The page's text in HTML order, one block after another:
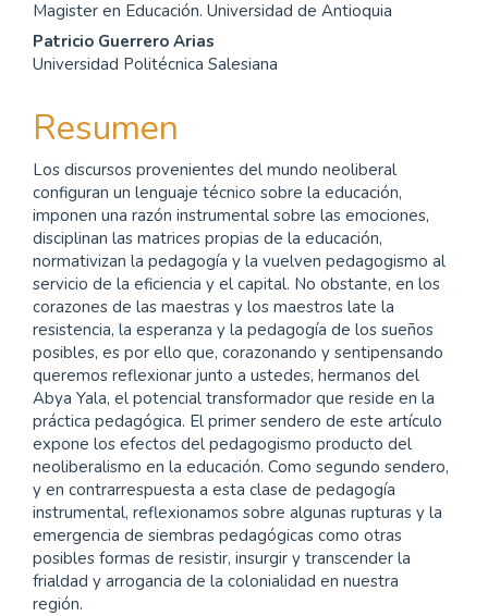
principal
del
artículo
Magister en Educación. Universidad de Antioquia
Patricio Guerrero Arias
Universidad Politécnica Salesiana
Resumen
Los discursos provenientes del mundo neoliberal
configuran un lenguaje técnico sobre la educación,
imponen una razón instrumental sobre las emociones,
disciplinan las matrices propias de la educación,
normativizan la pedagogía y la vuelven pedagogismo al
servicio de la eficiencia y el capital. No obstante, en los
corazones de las maestras y los maestros late la
resistencia, la esperanza y la pedagogía de los sueños
posibles, es por ello que, corazonando y sentipensando
queremos reflexionar junto a ustedes, hermanos del
Abya Yala, el potencial transformador que reside en la
práctica pedagógica. El primer sendero de este artículo
expone los efectos del pedagogismo producto del
neoliberalismo en la educación. Como segundo sendero,
y en contrarrespuesta a esta clase de pedagogía
instrumental, reflexionamos sobre algunas rupturas y la
emergencia de siembras pedagógicas como otras
posibles formas de resistir, insurgir y transcender la
frialdad y arrogancia de la colonialidad en nuestra
región.